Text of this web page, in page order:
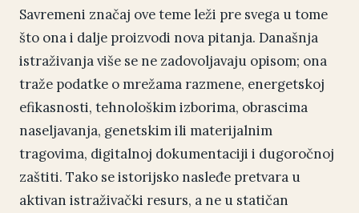
Savremeni značaj ove teme leži pre svega u tome
što ona i dalje proizvodi nova pitanja. Današnja
istraživanja više se ne zadovoljavaju opisom; ona
traže podatke o mrežama razmene, energetskoj
efikasnosti, tehnološkim izborima, obrascima
naseljavanja, genetskim ili materijalnim
tragovima, digitalnoj dokumentaciji i dugoročnoj
zaštiti. Tako se istorijsko nasleđe pretvara u
aktivan istraživački resurs, a ne u statičan